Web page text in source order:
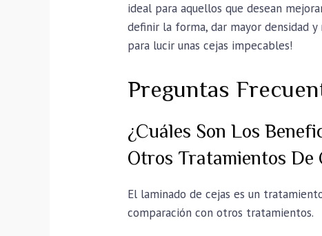
ideal para aquellos que desean
definir la forma, dar mayor densidad
para lucir unas cejas impecables!
Preguntas
¿Cuáles Son Los
Otros Tratamientos De
El laminado de cejas es un
comparación con otros tratamientos.